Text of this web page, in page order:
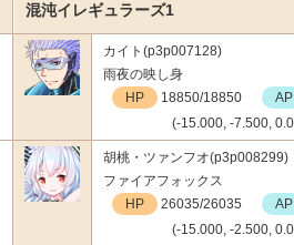
混沌イレギュラーズ1
カイト(p3p007128)
雨夜の映し身
HP
18850/18850 AP
(-15.000, -7.500,
胡桃・ツァンフオ(p3p008299)
ファイアフォックス
HP
26035/26035 AP
(-15.000, -2.500,